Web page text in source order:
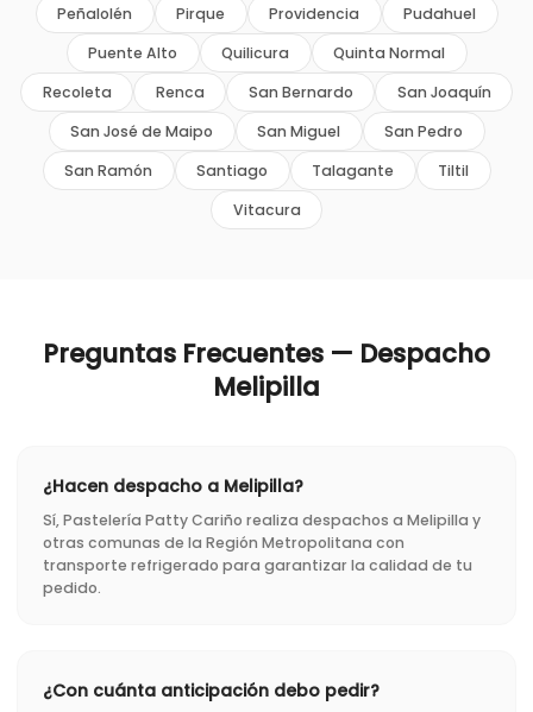
Peñalolén Pirque Providencia
Pudahuel
Puente Alto
Quilicura
Quinta Normal
Recoleta
Renca San Bernardo
San Joaquín
San José de Maipo
San Miguel
San Pedro
San Ramón
Santiago Talagante
Tiltil
Vitacura
Preguntas Frecuentes — Despacho
Melipilla
¿Hacen despacho a Melipilla?
Sí, Pastelería Patty Cariño realiza despachos a Melipilla y
otras comunas de la Región Metropolitana con
transporte refrigerado para garantizar la calidad de tu
pedido.
¿Con cuánta anticipación debo pedir?